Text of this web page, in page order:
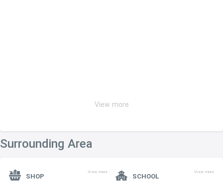
View more
Surrounding Area
SHOP
View more
SCHOOL
View more